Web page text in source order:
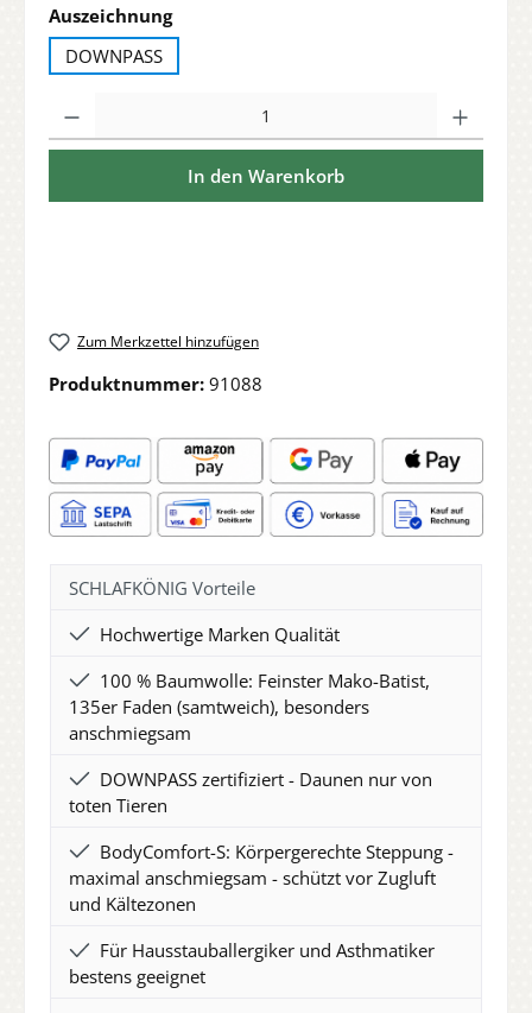
Auszeichnungauswählen
DOWNPASS
In den Warenkorb
Zum Merkzettel hinzufügen
Produktnummer: 91088
SCHLAFKÖNIG Vorteile
Hochwertige Marken Qualität
100 % Baumwolle: Feinster Mako-Batist,
135er Faden (samtweich), besonders
anschmiegsam
DOWNPASS zertifiziert - Daunen nur von
toten Tieren
BodyComfort-S: Körpergerechte Steppung -
maximal anschmiegsam - schützt vor Zugluft
und Kältezonen
Für Hausstauballergiker und Asthmatiker
bestens geeignet